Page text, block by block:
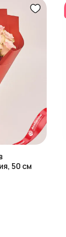
50 см